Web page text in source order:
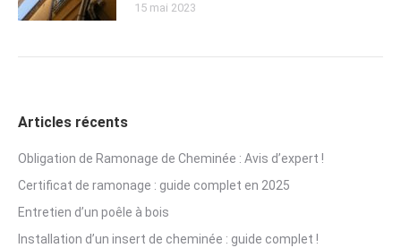
15 mai 2023
Articles récents
Obligation de Ramonage de Cheminée : Avis d’expert !
Certificat de ramonage : guide complet en 2025
Entretien d’un poêle à bois
Installation d’un insert de cheminée : guide complet !